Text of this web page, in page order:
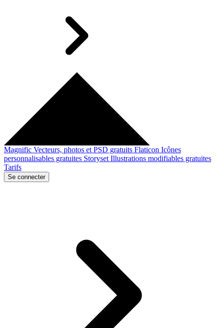
Magnific Vecteurs, photos et PSD gratuits Flaticon Icônes
personnalisables gratuites Storyset Illustrations modifiables gratuites
Tarifs
Se connecter